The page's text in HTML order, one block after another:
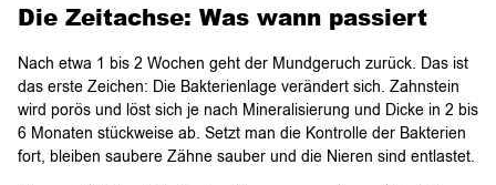
Die Zeitachse: Was wann passiert
Nach etwa 1 bis 2 Wochen geht der Mundgeruch zurück. Das ist
das erste Zeichen: Die Bakterienlage verändert sich. Zahnstein
wird porös und löst sich je nach Mineralisierung und Dicke in 2 bis
6 Monaten stückweise ab. Setzt man die Kontrolle der Bakterien
fort, bleiben saubere Zähne sauber und die Nieren sind entlastet.